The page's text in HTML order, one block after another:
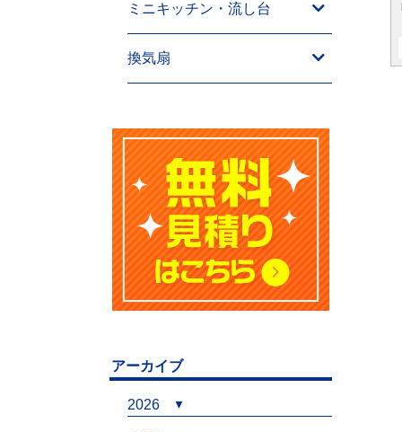
ミニキッチン・流し台
換気扇
アーカイブ
2026